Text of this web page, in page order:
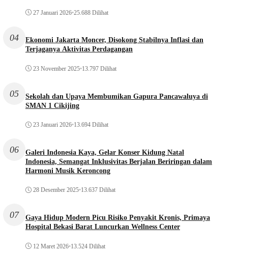
27 Januari 2026•25.688 Dilihat
04
Ekonomi Jakarta Moncer, Disokong Stabilnya Inflasi dan
Terjaganya Aktivitas Perdagangan
23 November 2025•13.797 Dilihat
05
Sekolah dan Upaya Membumikan Gapura Pancawaluya di
SMAN 1 Cikijing
23 Januari 2026•13.694 Dilihat
06
Galeri Indonesia Kaya, Gelar Konser Kidung Natal
Indonesia, Semangat Inklusivitas Berjalan Beriringan dalam
Harmoni Musik Keroncong
28 Desember 2025•13.637 Dilihat
07
Gaya Hidup Modern Picu Risiko Penyakit Kronis, Primaya
Hospital Bekasi Barat Luncurkan Wellness Center
12 Maret 2026•13.524 Dilihat